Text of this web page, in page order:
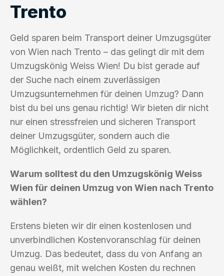
Trento
Geld sparen beim Transport deiner Umzugsgüter
von Wien nach Trento – das gelingt dir mit dem
Umzugskönig Weiss Wien! Du bist gerade auf
der Suche nach einem zuverlässigen
Umzugsunternehmen für deinen Umzug? Dann
bist du bei uns genau richtig! Wir bieten dir nicht
nur einen stressfreien und sicheren Transport
deiner Umzugsgüter, sondern auch die
Möglichkeit, ordentlich Geld zu sparen.
Warum solltest du den Umzugskönig Weiss
Wien für deinen Umzug von Wien nach Trento
wählen?
Erstens bieten wir dir einen kostenlosen und
unverbindlichen Kostenvoranschlag für deinen
Umzug. Das bedeutet, dass du von Anfang an
genau weißt, mit welchen Kosten du rechnen